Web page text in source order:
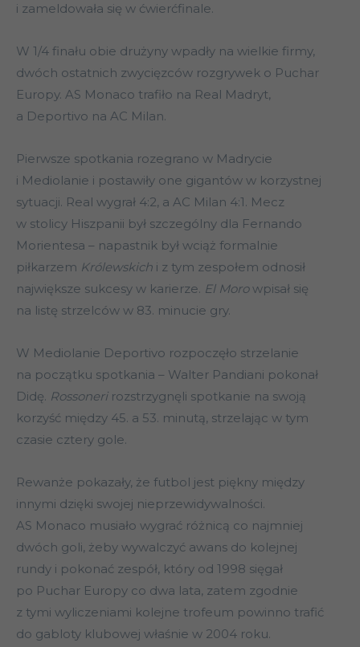
i zameldowała się w ćwierćfinale.
W 1/4 finału obie drużyny wpadły na wielkie firmy,
dwóch ostatnich zwycięzców rozgrywek o Puchar
Europy. AS Monaco trafiło na Real Madryt,
a Deportivo na AC Milan.
Pierwsze spotkania rozegrano w Madrycie
i Mediolanie i postawiły one gigantów w korzystnej
sytuacji. Real wygrał 4:2, a AC Milan 4:1. Mecz
w stolicy Hiszpanii był szczególny dla Fernando
Morientesa – napastnik był wciąż formalnie
piłkarzem Królewskich i z tym zespołem odnosił
największe sukcesy w karierze. El Morowpisał się
na listę strzelców w 83. minucie gry.
W Mediolanie Deportivo rozpoczęło strzelanie
na początku spotkania – Walter Pandiani pokonał
Didę. Rossonerirozstrzygnęli spotkanie na swoją
korzyść między 45. a 53. minutą, strzelając w tym
czasie cztery gole.
Rewanże pokazały, że futbol jest piękny między
innymi dzięki swojej nieprzewidywalności.
AS Monaco musiało wygrać różnicą co najmniej
dwóch goli, żeby wywalczyć awans do kolejnej
rundy i pokonać zespół, który od 1998 sięgał
po Puchar Europy co dwa lata, zatem zgodnie
z tymi wyliczeniami kolejne trofeum powinno trafić
do gabloty klubowej właśnie w 2004 roku.